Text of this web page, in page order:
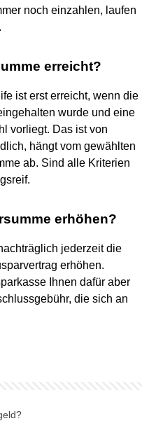
noch einzahlen, laufen
erreicht?
ist erst erreicht, wenn die
wurde und eine
vorliegt. Das ist von
hängt vom gewählten
ab. Sind alle Kriterien
erhöhen?
jederzeit die
erhöhen.
Ihnen dafür aber
die sich an